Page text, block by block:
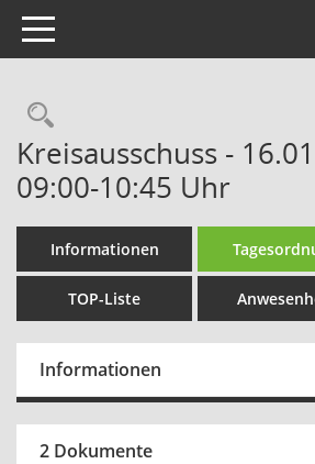
Toggle navigation
Rechercheauswahl
Kreisausschuss -
09:00-10:45 Uhr
Informationen
TOP-Liste
Informationen
2 Dokumente